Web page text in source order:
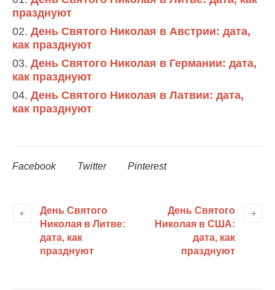
празднуют
День Святого Николая в Австрии: дата,
как празднуют
День Святого Николая в Германии: дата,
как празднуют
День Святого Николая в Латвии: дата,
как празднуют
Facebook Twitter Pinterest
День Святого
Николая в Литве:
дата, как
празднуют
День Святого
Николая в США:
дата, как
празднуют